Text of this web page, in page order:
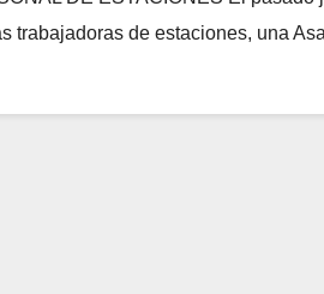
trabajadoras de estaciones, una